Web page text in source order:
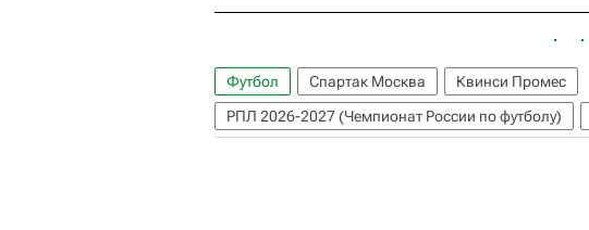
Футбол Спартак Москва
Квинси Промес
РПЛ 2026-2027 (Чемпионат России по футболу)